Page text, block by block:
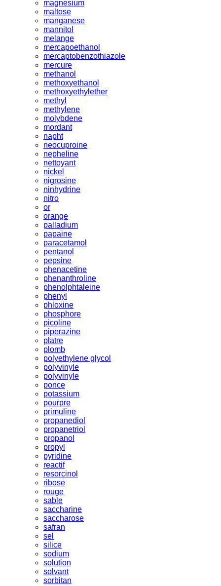
magnesium
maltose
manganese
mannitol
melange
mercapoethanol
mercaptobenzothiazole
mercure
methanol
methoxyethanol
methoxyethylether
methyl
methylene
molybdene
mordant
napht
neocuproine
nepheline
nettoyant
nickel
nigrosine
ninhydrine
nitro
or
orange
palladium
papaine
paracetamol
pentanol
pepsine
phenacetine
phenanthroline
phenolphtaleine
phenyl
phloxine
phosphore
picoline
piperazine
platre
plomb
polyethylene glycol
polyvinyle
polyvinyle
ponce
potassium
pourpre
primuline
propanediol
propanetriol
propanol
propyl
pyridine
reactif
resorcinol
ribose
rouge
sable
saccharine
saccharose
safran
sel
silice
sodium
solution
solvant
sorbitan